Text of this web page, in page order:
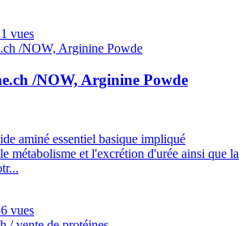
vues
/NOW, Arginine Powde
aminé essentiel basique impliqué
métabolisme et l'excrétion d'urée ainsi que la
vues